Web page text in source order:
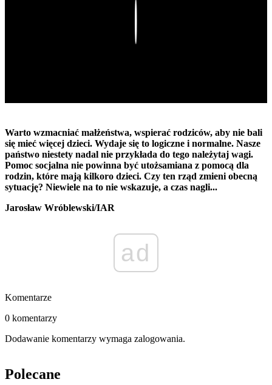
Warto wzmacniać małżeństwa, wspierać rodziców, aby nie bali
się mieć więcej dzieci. Wydaje się to logiczne i normalne. Nasze
państwo niestety nadal nie przykłada do tego należytaj wagi.
Pomoc socjalna nie powinna być utożsamiana z pomocą dla
rodzin, które mają kilkoro dzieci. Czy ten rząd zmieni obecną
sytuację? Niewiele na to nie wskazuje, a czas nagli...
Jarosław Wróblewski/IAR
ad
Komentarze
0 komentarzy
Dodawanie komentarzy wymaga zalogowania.
Polecane